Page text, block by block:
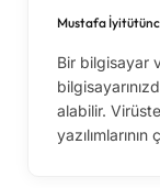
Mustafa
Bir bilgisayar
alabilir.